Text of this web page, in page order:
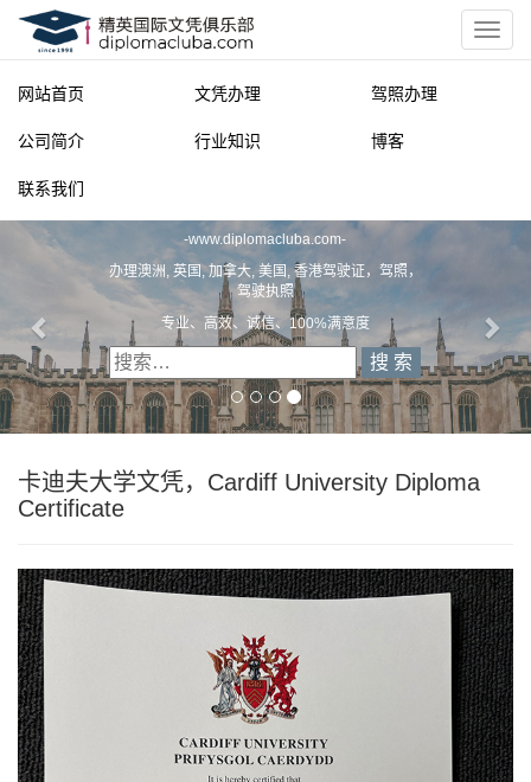
网站首页 文凭办理 驾照办理
公司简介 行业知识 博客
联系我们
-www.diplomacluba.com-
办理澳洲, 英国, 加拿大, 美国, 香港驾驶证，驾照，
驾驶执照
专业、高效、诚信、100%满意度
卡迪夫大学文凭，Cardiff University Diploma
Certificate